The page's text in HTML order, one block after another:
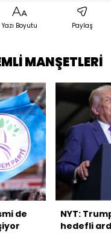
Yazı Boyutu Paylaş
MANŞETLERİ
de
NYT:
hedefli